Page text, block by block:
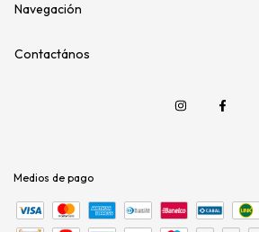
Navegación
Contactános
Medios de pago